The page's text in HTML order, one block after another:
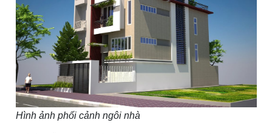
Hình ảnh phối cảnh ngôi nhà